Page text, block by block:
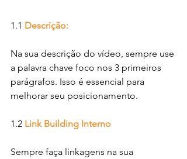
1.1 Descrição:
Na sua descrição do vídeo, sempre use
a palavra chave foco nos 3 primeiros
parágrafos. Isso é essencial para
melhorar seu posicionamento.
1.2 Link Building Interno
Sempre faça linkagens na sua